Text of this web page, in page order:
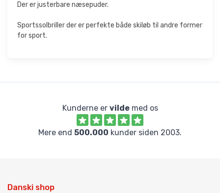
Der er justerbare næsepuder.
Sportssolbriller der er perfekte både skiløb til andre former
for sport.
Kunderne er vildemed os
Mere end 500.000 kunder siden 2003.
Danski shop